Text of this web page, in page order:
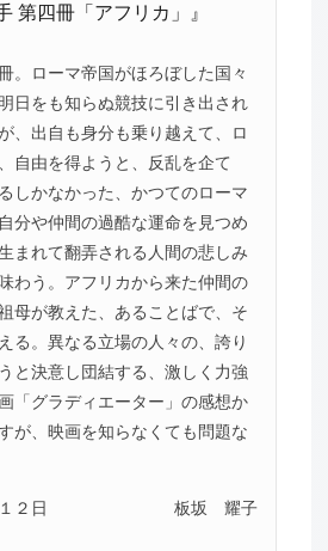
第四冊「アフリカ」』
。ローマ帝国がほろぼした国々
日をも知らぬ競技に引き出され
、出自も身分も乗り越えて、ロ
自由を得ようと、反乱を企て
しかなかった、かつてのローマ
分や仲間の過酷な運命を見つめ
まれて翻弄される人間の悲しみ
わう。アフリカから来た仲間の
母が教えた、あることばで、そ
る。異なる立場の人々の、誇り
と決意し団結する、激しく力強
「グラディエーター」の感想か
が、映画を知らなくても問題な
２日 板坂 耀子